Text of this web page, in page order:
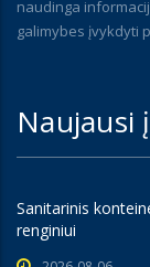
naudinga
galimybes įvykdyti
Naujausi
Sanitarinis
renginiui